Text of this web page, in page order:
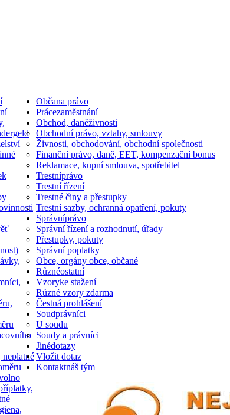
Občana právo
Prácezaměstnání
Obchod, daněživnosti
Obchodní právo, vztahy, smlouvy
Živnosti, obchodování, obchodní společnosti
Finanční právo, daně, EET, kompenzační bonus
Reklamace, kupní smlouva, spotřebitel
Trestníprávo
Trestní řízení
Trestné činy a přestupky
Trestní sazby, ochranná opatření, pokuty
Správníprávo
Správní řízení a rozhodnutí, úřady
Přestupky, pokuty
Správní poplatky
Obce, orgány obce, občané
Různéostatní
Vzoryke stažení
Různé vzory zdarma
Čestná prohlášení
Soudprávníci
U soudu
Soudy a právníci
Jinédotazy
Vložit dotaz
Kontaktnáš tým